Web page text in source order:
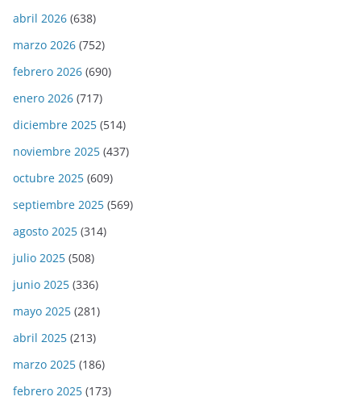
abril 2026 (638)
marzo 2026 (752)
febrero 2026 (690)
enero 2026 (717)
diciembre 2025 (514)
noviembre 2025 (437)
octubre 2025 (609)
septiembre 2025 (569)
agosto 2025 (314)
julio 2025 (508)
junio 2025 (336)
mayo 2025 (281)
abril 2025 (213)
marzo 2025 (186)
febrero 2025 (173)